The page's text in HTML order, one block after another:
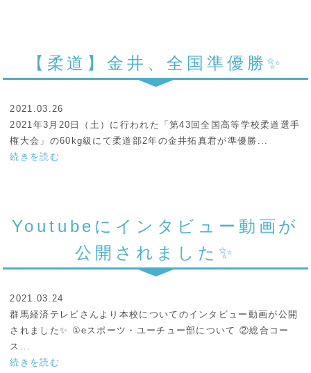
【柔道】金井、全国準優勝✨
2021.03.26
2021年3月20日（土）に行われた「第43回全国高等学校柔道選手
権大会」の60kg級にて柔道部2年の金井拓真君が準優勝...
続きを読む
Youtubeにインタビュー動画が
公開されました✨
2021.03.24
群馬経済テレビさんより本校についてのインタビュー動画が公開
されました✨ ①eスポーツ・ユーチュー部について ②総合コー
ス...
続きを読む